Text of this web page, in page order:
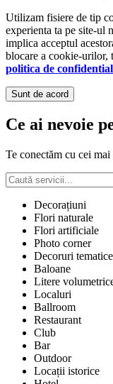
Utilizam fisiere de tip
experienta ta pe site-ul
implica acceptul
blocare a cookie-urilor,
politica de
Sunt de acord
Ce ai nevoie
Te conectăm cu cei
Decorațiuni
Flori naturale
Flori artificiale
Photo corner
Decoruri tematice
Baloane
Litere
Localuri
Ballroom
Restaurant
Club
Bar
Outdoor
Locații istorice